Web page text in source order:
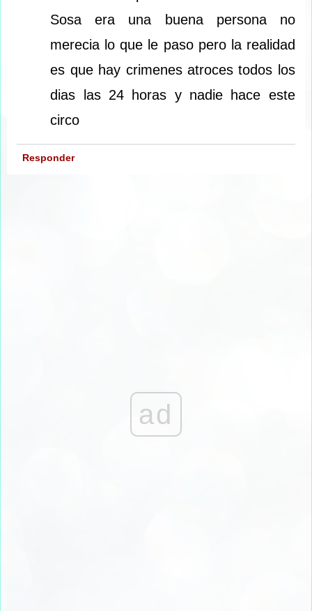
Sosa era una buena persona no
merecia lo que le paso pero la realidad
es que hay crimenes atroces todos los
dias las 24 horas y nadie hace este
circo
Responder
ad